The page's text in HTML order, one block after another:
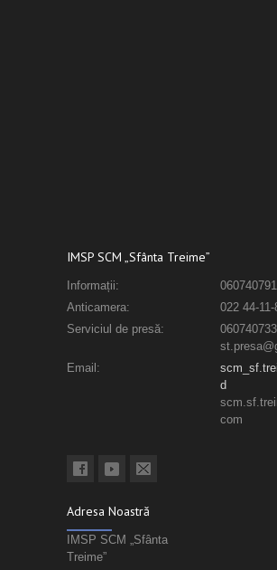
IMSP SCM „Sfânta Treime”
Informații:
060740791
Anticamera:
022 44-11-
Serviciul de presă:
060740733
Email:
d
com
Adresa Noastră
IMSP SCM „Sfânta
Treime”